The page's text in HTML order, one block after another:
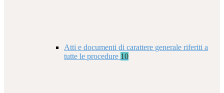
Atti e documenti di carattere generale riferiti a
tutte le procedure 10